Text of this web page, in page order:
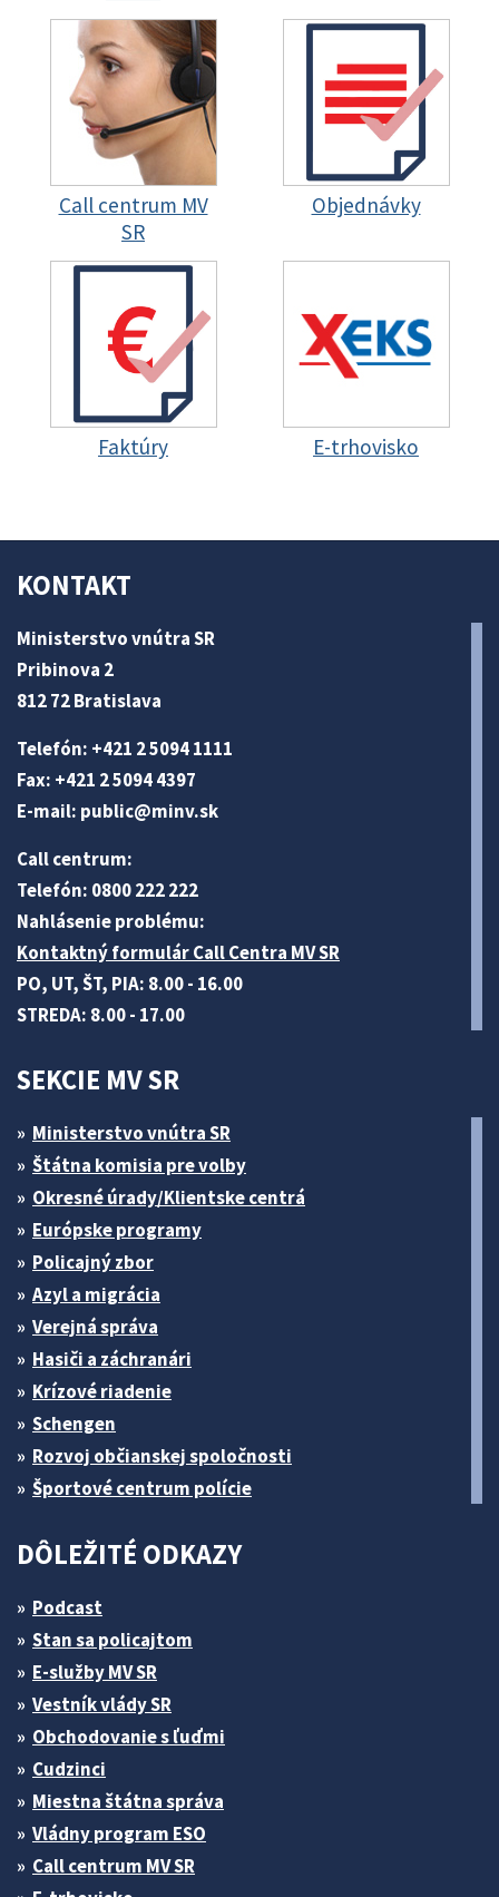
Call centrum MV
SR
Objednávky
Faktúry E-trhovisko
KONTAKT
Ministerstvo vnútra SR
Pribinova 2
812 72 Bratislava
Telefón: +421 2 5094 1111
Fax: +421 2 5094 4397
E-mail: public@minv.sk
Call centrum:
Telefón: 0800 222 222
Nahlásenie problému:
Kontaktný formulár Call Centra MV SR
PO, UT, ŠT, PIA: 8.00 - 16.00
STREDA: 8.00 - 17.00
SEKCIE MV SR
Ministerstvo vnútra SR
Štátna komisia pre volby
Okresné úrady/Klientske centrá
Európske programy
Policajný zbor
Azyl a migrácia
Verejná správa
Hasiči a záchranári
Krízové riadenie
Schengen
Rozvoj občianskej spoločnosti
Športové centrum polície
DÔLEŽITÉ ODKAZY
Podcast
Stan sa policajtom
E-služby MV SR
Vestník vlády SR
Obchodovanie s ľuďmi
Cudzinci
Miestna štátna správa
Vládny program ESO
Call centrum MV SR